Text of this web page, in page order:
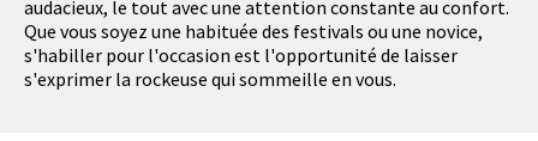
audacieux, le tout avec une attention constante au confort.
Que vous soyez une habituée des festivals ou une novice,
s'habiller pour l'occasion est l'opportunité de laisser
s'exprimer la rockeuse qui sommeille en vous.